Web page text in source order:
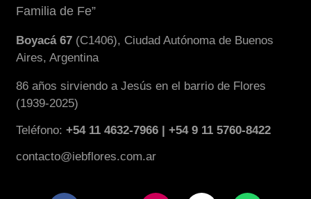
Familia de Fe”
Boyacá 67 (C1406), Ciudad Autónoma de Buenos
Aires, Argentina
86 años sirviendo a Jesús en el barrio de Flores
(1939-2025)
Teléfono:+54 11 4632-7966 | +54 9 11 5760-8422
contacto@iebflores.com.ar